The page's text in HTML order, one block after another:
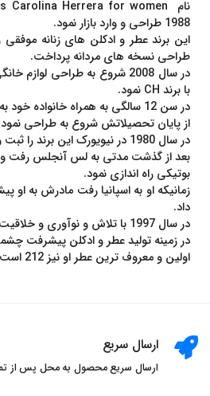
1988 طراحی و وارد بازار نمود.
این برند عطر و ادکلن های زنانه
طراحی نسخه های مردانه پرداخت.
در سال 2008 شروع به طراحی
با برند CH نمود.
در سن 12 سالگی به همراه خانواده
از پایان تحصیلاتش شروع به طراحی
در سال 1980 در نیویورک این برند را ثبت و آغاز بکار کرد.
بعد از گذشت مدتی به لس آنجلس رفت و
بوتیکی راه اندازی نمود.
زمانیکه او به اسپانیا رفت مادرش به او
داد.
در سال 1997 با تلاش و نوآوری و خلاقیت کارولینا توانست
در زمینه تولید عطر و ادکلن پیشرفت
اولین و معروف ترین عطر او نیز 212 است.
ارسال سریع
ارسال سریع محصول به محل پس از